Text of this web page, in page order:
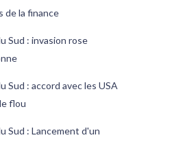
de la finance
Sud : invasion rose
Sud : accord avec les USA
flou
Sud : Lancement d'un